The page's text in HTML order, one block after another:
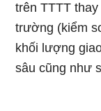
trên TTTT
trường (kiểm
khối lượng
sâu cũng như